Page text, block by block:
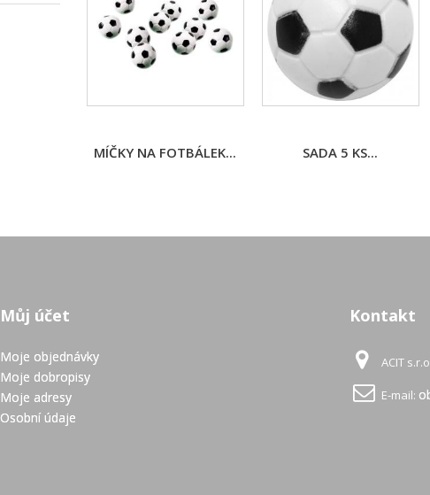
MÍČKY NA FOTBÁLEK... SADA 5 KS...
Můj účet
Moje objednávky
Moje dobropisy
Moje adresy
Osobní údaje
Kontakt
ACIT
E-mail: